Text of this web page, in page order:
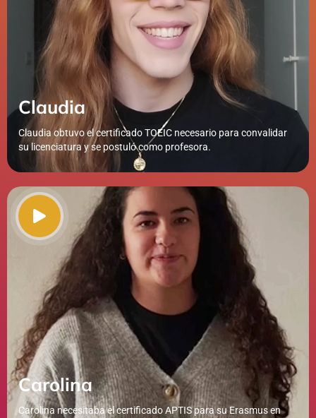
Claudia
Claudia obtuvo el certificado TOEIC necesario para convalidar
su licenciatura y se postuló como profesora.
Carolina
Carolina necesitaba el certificado APTIS para su Erasmus en